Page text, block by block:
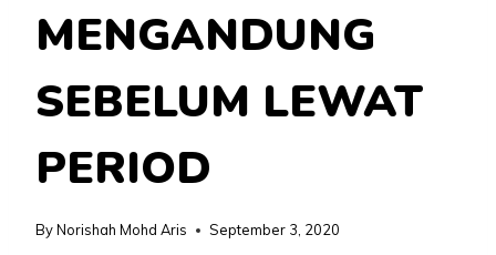
MENGANDUNG
SEBELUM LEWAT
PERIOD
ByNorishah Mohd Aris September 3, 2020